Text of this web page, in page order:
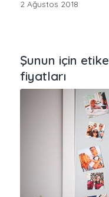
2 Ağustos 2018
Şunun için
fiyatları